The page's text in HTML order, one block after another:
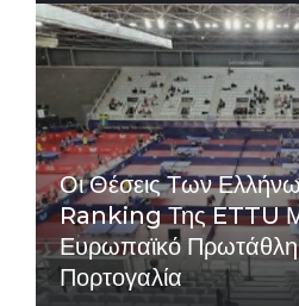
Οι Θέσεις Των
Ranking Της ETTU
Ευρωπαϊκό
Πορτογαλία